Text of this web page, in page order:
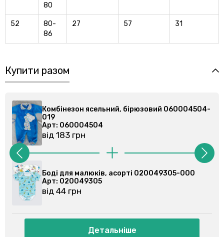
80
52
80-
86
27 57 31
Купити разом
060004504-
020049305-000
Комбінезон ясельний,
Боді для малюків, асорті